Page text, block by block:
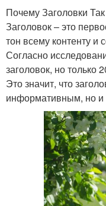
Почему Заголовки
Заголовок – это
тон всему контенту и
Согласно
заголовок, но только
Это значит, что
информативным, но